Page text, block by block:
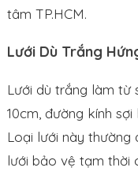
tâm TP.HCM.
Lưới Dù Trắng
Lưới dù trắng làm từ
10cm, đường kính
Loại lưới này thường
lưới bảo vệ tạm thời